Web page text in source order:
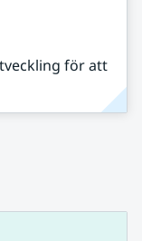
för att